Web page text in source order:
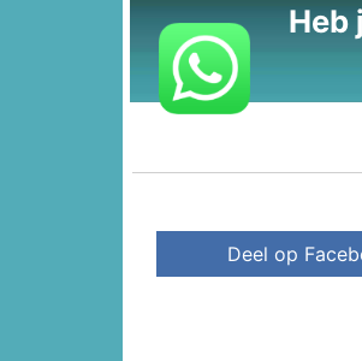
Heb
Deel op